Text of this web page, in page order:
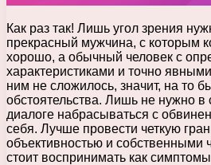
Как раз так! Лишь угол зрения
прекрасный мужчина, с которым
хорошо, а обычный человек с
характеристиками и точно
ним не сложилось, значит, на то
обстоятельства. Лишь не нужно в
диалоге набрасываться с
себя. Лучше провести четкую
объективностью и собственными
стоит воспринимать как